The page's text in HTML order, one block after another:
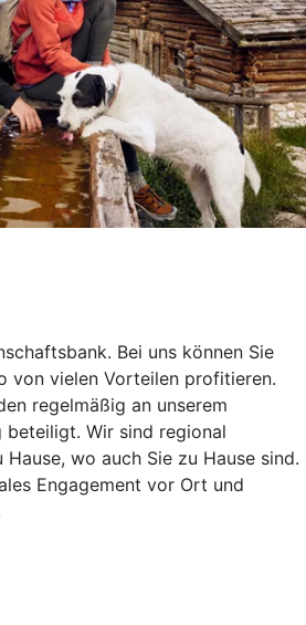
Bei uns können Sie
von vielen Vorteilen profitieren.
regelmäßig an unserem
Wir sind regional
wo auch Sie zu Hause sind.
Engagement vor Ort und